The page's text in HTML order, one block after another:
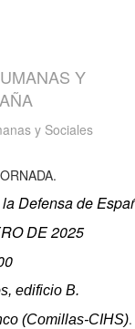
Y
y Sociales
Defensa de
DE 2025
edificio B.
(Comillas-CIHS).